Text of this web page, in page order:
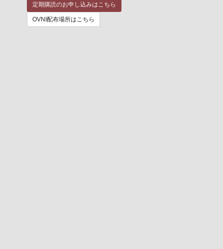
定期購読のお申し込みはこちら
OVNI配布場所はこちら